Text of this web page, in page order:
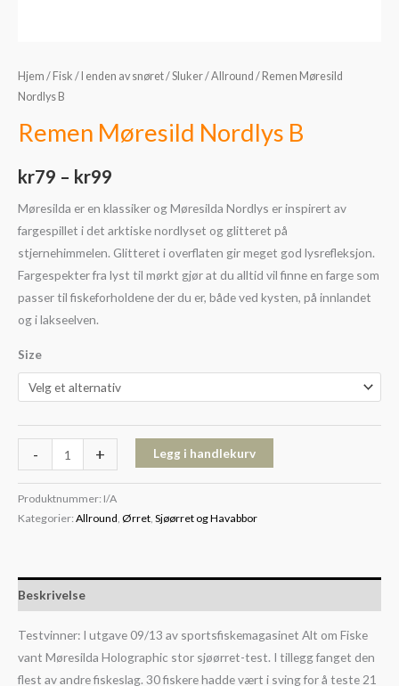
Hjem / Fisk / I enden av snøret/Sluker/Allround / Remen Møresild
Nordlys B
Remen Møresild Nordlys B
kr79 – kr99
Møresilda er en klassiker og Møresilda Nordlys er inspirert av
fargespillet i det arktiske nordlyset og glitteret på
stjernehimmelen. Glitteret i overflaten gir meget god lysrefleksjon.
Fargespekter fra lyst til mørkt gjør at du alltid vil finne en farge som
passer til fiskeforholdene der du er, både ved kysten, på innlandet
og i lakseelven.
Size
- + Legg i handlekurv
Produktnummer: I/A
Kategorier: Allround Ørret Sjøørret og Havabbor
Beskrivelse
Testvinner: I utgave 09/13 av sportsfiskemagasinet Alt om Fiske
vant Møresilda Holographic stor sjøørret-test. I tillegg fanget den
flest av andre fiskeslag. 30 fiskere hadde vært i sving for å teste 21